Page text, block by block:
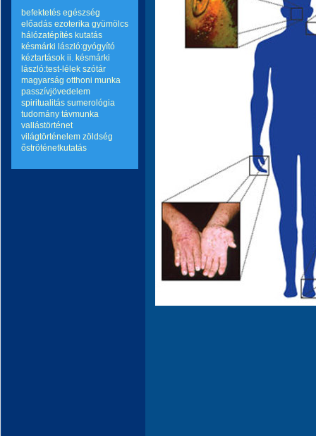
befektetés egészség
előadás ezoterika gyümölcs
hálózatépítés kutatás
késmárki lászló:gyógyító
kéztartások ii. késmárki
lászló:test-lélek szótár
magyarság otthoni munka
passzívjövedelem
spiritualitás sumerológia
tudomány távmunka
vallástörténet
világtörténelem zöldség
őströténetkutatás